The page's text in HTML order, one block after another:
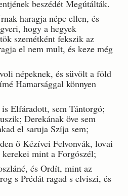
beszédét Megútálták.
haragja népe ellen, és
hogy a hegyek
szemétként fekszik az
el nem mult, és keze még
népeknek, és süvölt a föld
Hamarsággal könnyen
Elfáradott, sem Tántorgó;
Derekának öve sem
el saruja Szíja sem;
õ Kézívei Felvonvák, lovai
mint a Forgószél;
és Ordít, mint az
s Prédát ragad s elviszi, és